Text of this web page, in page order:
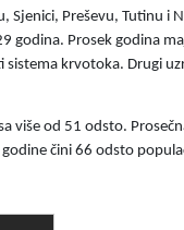
Sjenici, Preševu, Tutinu i
godina. Prosek godina
sistema krvotoka. Drugi
više od 51 odsto.
čini 66 odsto